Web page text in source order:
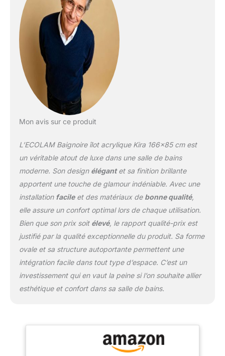
renfort, bonne qualité ✅
Garantie du fabricant.
Livraison gratuite en
Mon avis sur ce produit
L’ECOLAM Baignoire îlot acrylique Kira 166×85 cm est
un véritable atout de luxe dans une salle de bains
moderne. Son design élégantet sa finition brillante
apportent une touche de glamour indéniable. Avec une
installation facileet des matériaux de bonne qualité,
elle assure un confort optimal lors de chaque utilisation.
Bien que son prix soit élevé, le rapport qualité-prix est
justifié par la qualité exceptionnelle du produit. Sa forme
ovale et sa structure autoportante permettent une
intégration facile dans tout type d’espace. C’est un
investissement qui en vaut la peine si l’on souhaite allier
esthétique et confort dans sa salle de bains.